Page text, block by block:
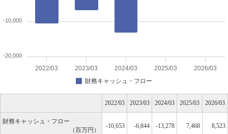
2022/03 2023/03 2024/03 2025/03 2026/03
-20,000
-10,000
財務キャッシュ・フロー
2022/03 2023/03 2024/03 2025/03 2026/03
財務キャッシュ・フロー
百万円
-10,653 -6,844 -13,278 7,468 8,523